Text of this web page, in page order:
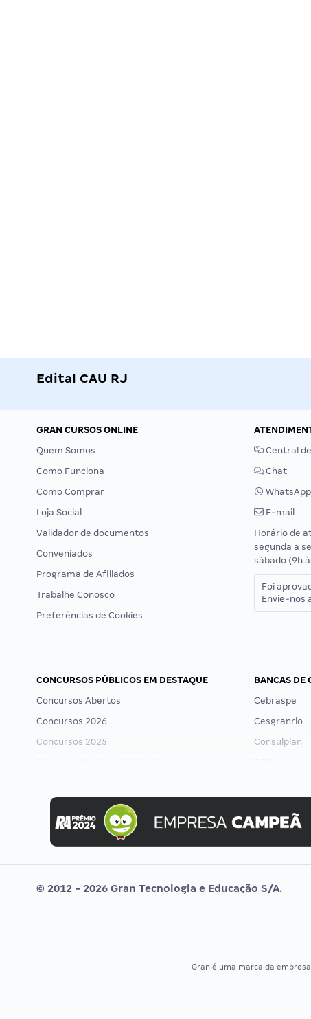
Edital CAU RJ
GRAN CURSOS ONLINE
Quem Somos
Como Funciona
Como Comprar
Loja Social
Validador de documentos
Conveniados
Programa de Afiliados
Trabalhe Conosco
Preferências de Cookies
Central
Chat
WhatsApp
E-mail
Horário de
segunda a
sábado (9h
Foi
Envie-nos
CONCURSOS PÚBLICOS EM DESTAQUE
Concursos Abertos
Concursos 2026
Concursos 2025
Concurso MPU
Editais publicados
BANCAS DE
Cebraspe
Cesgranrio
Consulplan
Selecon
Uniase
Vunesp
© 2012 - 2026 Gran Tecnologia e Educação S/A.
Gran é uma marca da